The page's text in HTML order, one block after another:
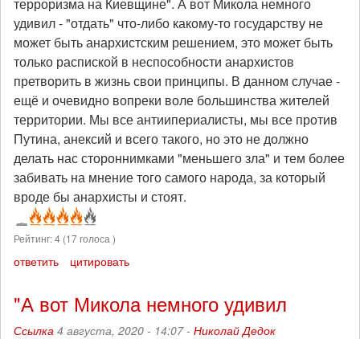
терроризма на Киевщине". А вот Микола немного
удивил - "отдать" что-либо какому-то государству не
может быть анархистским решением, это может быть
только распиской в неспособности анархистов
претворить в жизнь свои принципы. В данном случае -
ещё и очевидно вопреки воле большинства жителей
территории. Мы все антиипериалисты, мы все против
Путина, анексий и всего такого, но это не должно
делать нас стороннимками "меньшего зла" и тем более
забивать на мнение того самого народа, за который
вроде бы анархисты и стоят.
Рейтинг:4 (17голоса )
ответить цитировать
"А вот Микола немного удивил
Ссылка 4 августа, 2020 - 14:07 - Николай Дедок